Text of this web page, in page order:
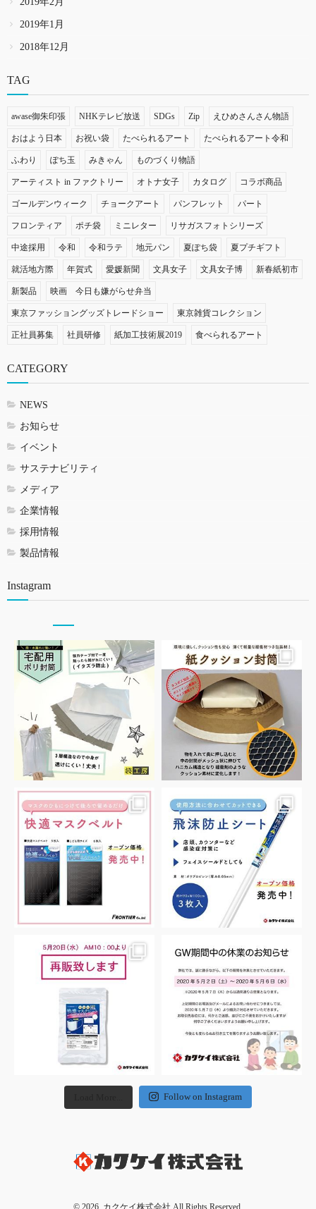
2019年1月
2018年12月
TAG
awase御朱印張 NHKテレビ放送 SDGs Zip えひめさんさん物語
おはよう日本 お祝い袋 たべられるアート たべられるアート令和
ふわり ぽち玉 みきゃん ものづくり物語
アーティスト in ファクトリー オトナ女子 カタログ コラボ商品
ゴールデンウィーク チョークアート パンフレット パート
フロンティア ポチ袋 ミニレター リサガスフォトシリーズ
中途採用 令和 令和ラテ 地元パン 夏ぽち袋 夏プチギフト
就活地方際 年賀式 愛媛新聞 文具女子 文具女子博 新春紙初市
新製品 映画 今日も嫌がらせ弁当
東京ファッショングッズトレードショー 東京雑貨コレクション
正社員募集 社員研修 紙加工技術展2019 食べられるアート
CATEGORY
NEWS
お知らせ
イベント
サステナビリティ
メディア
企業情報
採用情報
製品情報
Instagram
Follow on Instagram
© 2026. カクケイ株式会社 All Rights Reserved.